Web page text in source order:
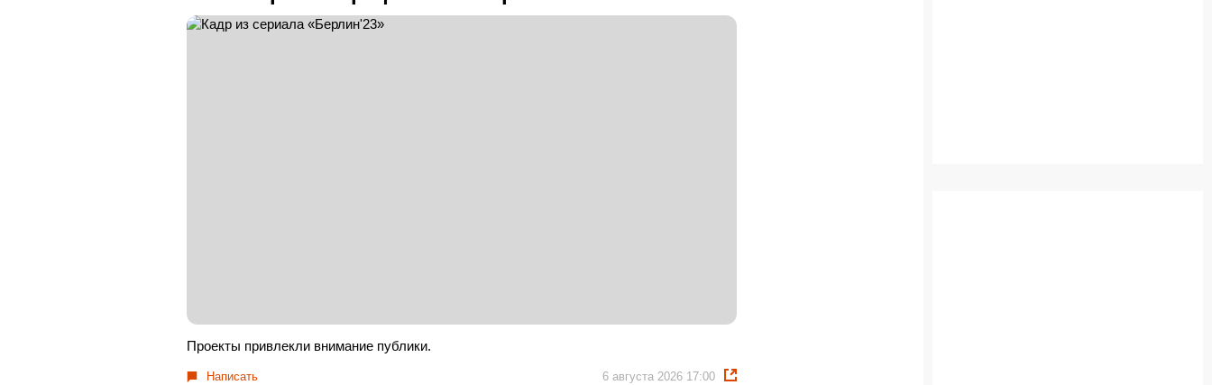
Проекты привлекли внимание публики.
Написать 6 августа 2026 17:00